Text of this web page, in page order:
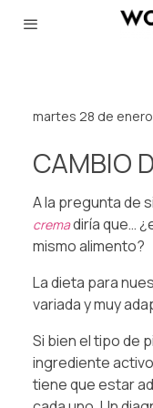
martes 28 de
CAMBIO
A la pregunta de si
cremadiría que…
mismo alimento?
La dieta para
variada y muy
Si bien el tipo de
ingrediente
tiene que estar